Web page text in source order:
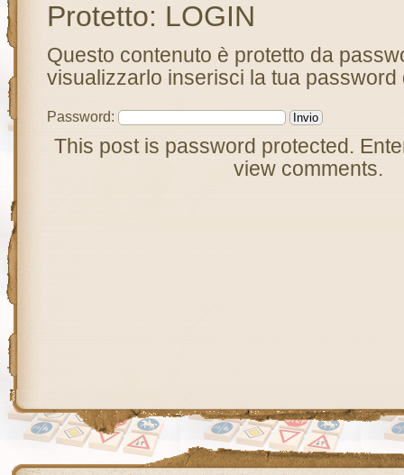
Protetto: LOGIN
Questo contenuto è protetto da
visualizzarlo inserisci la tua password
Password:
This post is password protected.
view comments.